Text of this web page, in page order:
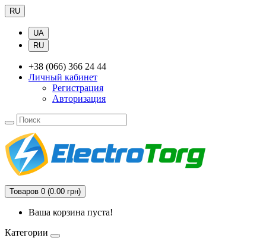
RU
UA
RU
+38 (066) 366 24 44
Личный кабинет
Регистрация
Авторизация
Товаров 0 (0.00 грн)
Ваша корзина пуста!
Категории